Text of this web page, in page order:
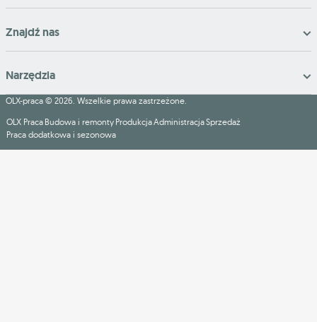
Znajdź nas
Narzędzia
OLX-praca © 2026. Wszelkie prawa zastrzeżone.
OLX Praca Budowa i remonty ProdukcjaAdministracjaSprzedaż
Praca dodatkowa i sezonowa